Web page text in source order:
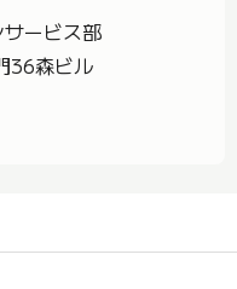
ービス部
36森ビル